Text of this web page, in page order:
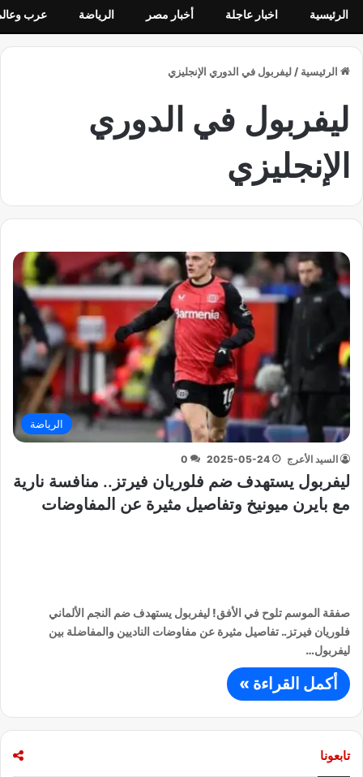
الرئيسية اخبار عاجلة أخبار مصر الرياضة عرب
الرئيسية / ليفربول في الدوري الإنجليزي
ليفربول في الدوري
الإنجليزي
الرياضة
السيد الأعرج 2025-05-24
0
ليفربول يستهدف ضم فلوريان فيرتز.. منافسة نارية
مع بايرن ميونيخ وتفاصيل مثيرة عن المفاوضات
صفقة الموسم تلوح في الأفق! ليفربول يستهدف ضم النجم الألماني
فلوريان فيرتز.. تفاصيل مثيرة عن مفاوضات الناديين والمفاضلة بين
ليفربول…
أكمل القراءة »
تابعونا